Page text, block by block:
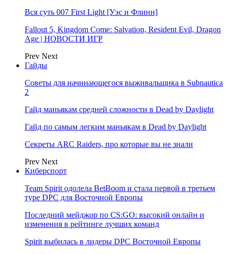
Вся суть 007 First Light [Уэс и Флинн]
Fallout 5, Kingdom Come: Salvation, Resident Evil, Dragon
Age | НОВОСТИ ИГР
Prev Next
Гайды
Советы для начинающегося выживальщика в Subnautica
2
Гайд маньякам средней сложности в Dead by Daylight
Гайд по самым легким маньякам в Dead by Daylight
Секреты ARC Raiders, про которые вы не знали
Prev Next
Киберспорт
Team Spirit одолела BetBoom и стала первой в третьем
туре DPC для Восточной Европы
Последний мейджор по CS:GO: высокий онлайн и
изменения в рейтинге лучших команд
Spirit выбилась в лидеры DPC Восточной Европы